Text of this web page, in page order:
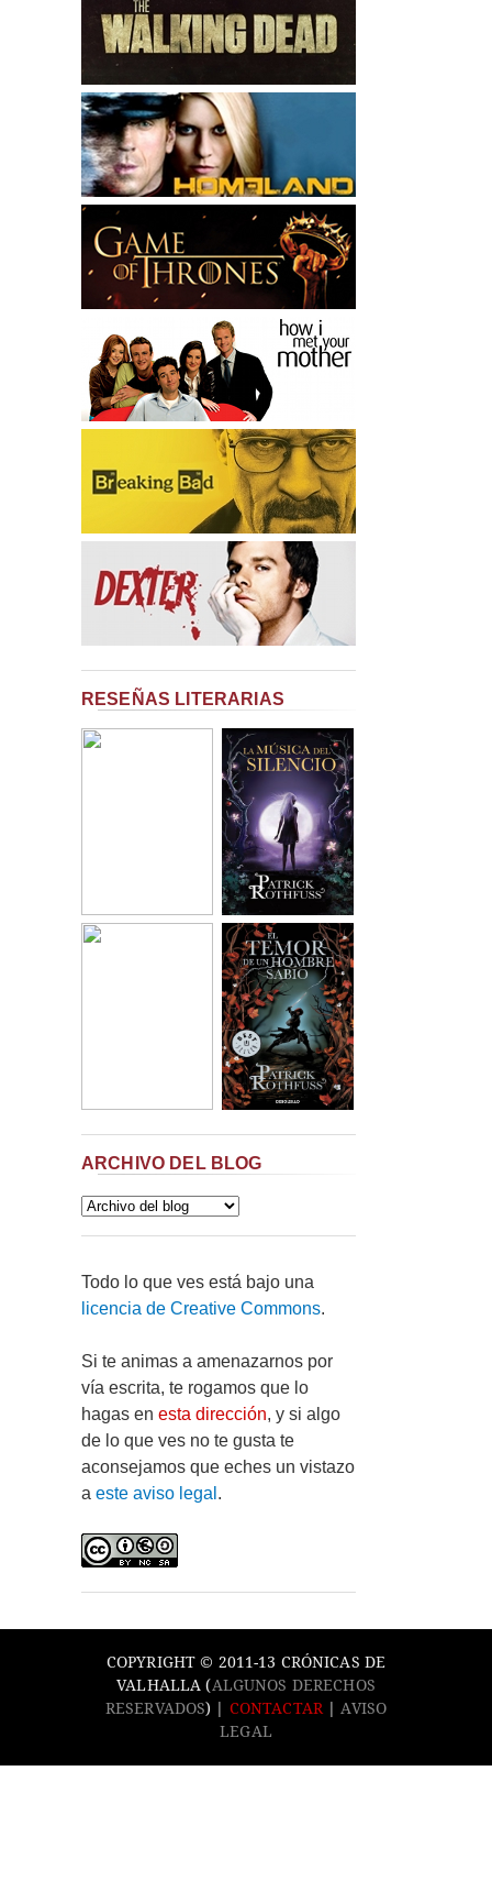
RESEÑAS LITERARIAS
ARCHIVO DEL BLOG
Todo lo que ves está bajo una
licencia de Creative Commons.
Si te animas a amenazarnos por
vía escrita, te rogamos que lo
hagas en esta dirección, y si algo
de lo que ves no te gusta te
aconsejamos que eches un vistazo
a este aviso legal .
COPYRIGHT © 2011-13 CRÓNICAS DE
VALHALLA (ALGUNOS DERECHOS
RESERVADOS) | CONTACTAR|AVISO
LEGAL